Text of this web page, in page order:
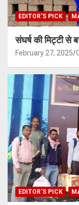
EDITOR'S PICK
संघर्ष की मिट्टी से
February 27, 2025
EDITOR'S PICK